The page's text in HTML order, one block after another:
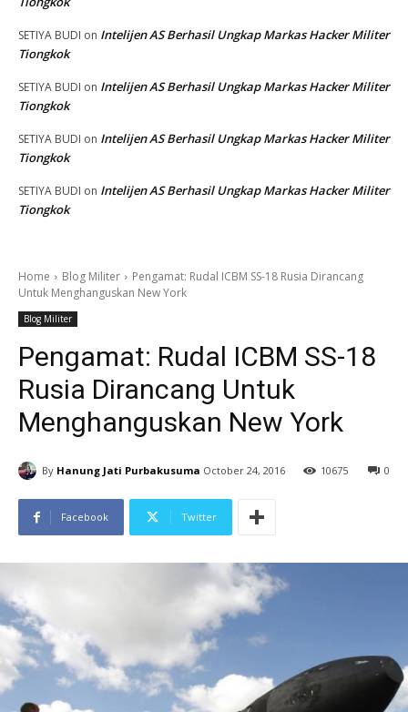
SETIYA BUDI on Intelijen AS Berhasil Ungkap Markas Hacker Militer
Tiongkok
SETIYA BUDI on Intelijen AS Berhasil Ungkap Markas Hacker Militer
Tiongkok
SETIYA BUDI on Intelijen AS Berhasil Ungkap Markas Hacker Militer
Tiongkok
SETIYA BUDI on Intelijen AS Berhasil Ungkap Markas Hacker Militer
Tiongkok